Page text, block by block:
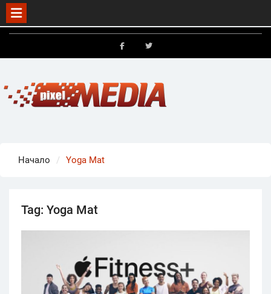
Skip
Начало Yoga Mat
Tag: Yoga Mat